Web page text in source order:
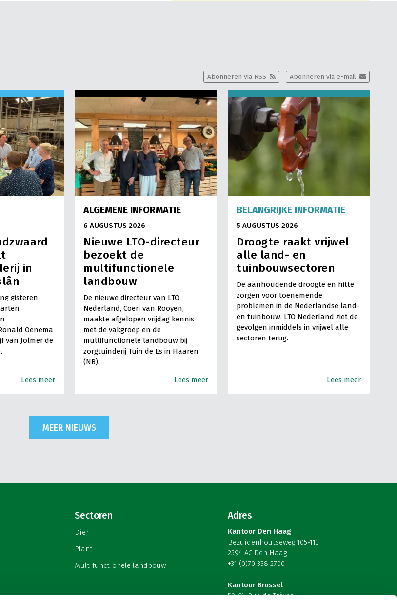
Abonneren via e-mail
Abonneren via RSS
in
gisteren
Oenema
van Jolmer de
Lees meer
ALGEMENE INFORMATIE
6 AUGUSTUS 2026
Nieuwe LTO-directeur
bezoekt de
multifunctionele
landbouw
De nieuwe directeur van LTO
Nederland, Coen van Rooyen,
maakte afgelopen vrijdag kennis
met de vakgroep en de
multifunctionele landbouw bij
zorgtuinderij Tuin de Es in Haaren
(NB).
Lees meer
BELANGRIJKE INFORMATIE
5 AUGUSTUS 2026
Droogte raakt vrijwel
alle land- en
tuinbouwsectoren
De aanhoudende droogte en hitte
zorgen voor toenemende
problemen in de Nederlandse land-
en tuinbouw. LTO Nederland ziet de
gevolgen inmiddels in vrijwel alle
sectoren terug.
Lees meer
MEER NIEUWS
Sectoren
Dier
Plant
Multifunctionele landbouw
Adres
Kantoor Den Haag
Bezuidenhoutseweg 105-113
2594 AC Den Haag
+31 (0)70 338 2700
Kantoor Brussel
59-61, Rue de Trèves